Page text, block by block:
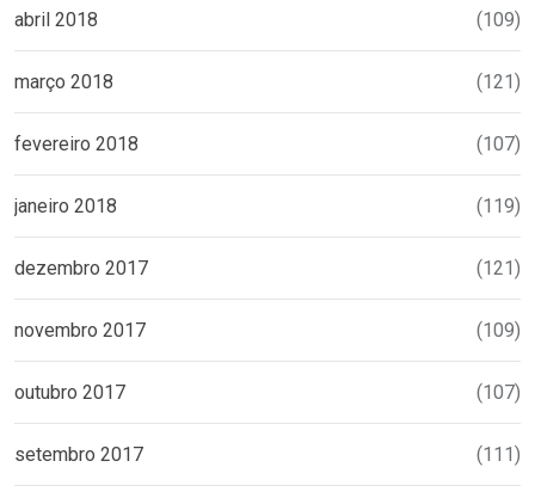
abril 2018 (109)
março 2018 (121)
fevereiro 2018 (107)
janeiro 2018 (119)
dezembro 2017 (121)
novembro 2017 (109)
outubro 2017 (107)
setembro 2017 (111)